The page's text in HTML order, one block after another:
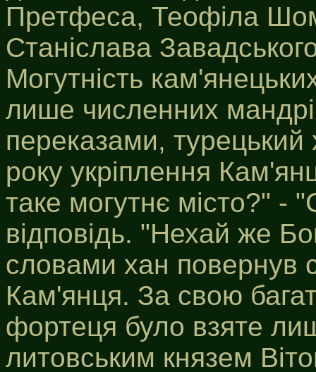
Претфеса, Теофіла
Станіслава
Могутність
лише численних
переказами,
року укріплення
таке могутнє місто?" -
відповідь. "Нехай же
словами хан повернув
Кам'янця. За свою
фортеця було взяте
литовським князем